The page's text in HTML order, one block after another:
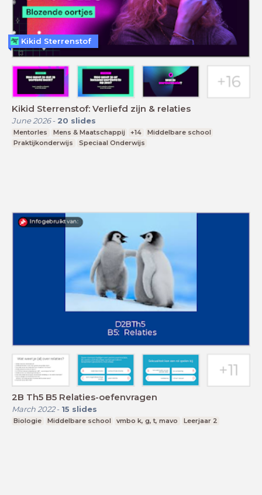
Kikid Sterrenstof: Verliefd zijn & relaties
June 2026- 20 slides
Mentorles Mens & Maatschappij +14
Middelbare school
Praktijkonderwijs
Speciaal Onderwijs
Kikid Sterrenstof
2B Th5 B5 Relaties-oefenvragen
March 2022- 15 slides
Biologie Middelbare school vmbo k, g, t, mavo Leerjaar 2